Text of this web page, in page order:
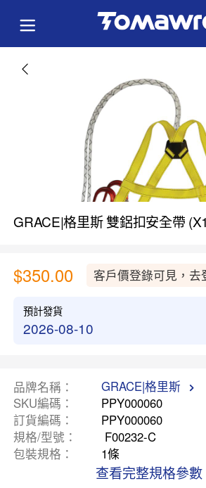
GRACE|格里斯 雙鋁扣安全帶
$350.00 客戶價登錄可見，去
預計發貨
2026-08-10
品牌名稱
GRACE|格里斯
SKU編碼
PPY000060
訂貨編碼
PPY000060
規格/型號
F00232-C
包裝規格
1條
查看完整規格參數